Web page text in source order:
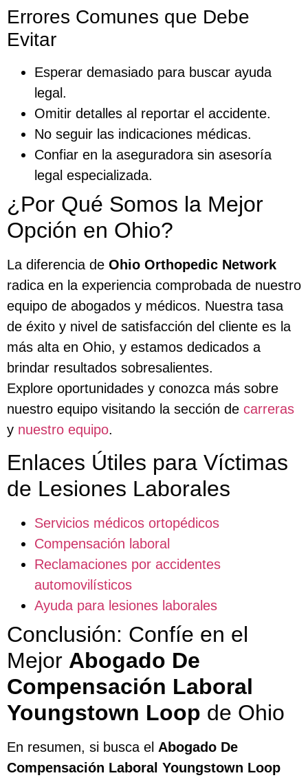
Errores Comunes que Debe
Evitar
Esperar demasiado para buscar ayuda
legal.
Omitir detalles al reportar el accidente.
No seguir las indicaciones médicas.
Confiar en la aseguradora sin asesoría
legal especializada.
¿Por Qué Somos la Mejor
Opción en Ohio?
La diferencia de Ohio Orthopedic Network
radica en la experiencia comprobada de nuestro
equipo de abogados y médicos. Nuestra tasa
de éxito y nivel de satisfacción del cliente es la
más alta en Ohio, y estamos dedicados a
brindar resultados sobresalientes.
Explore oportunidades y conozca más sobre
nuestro equipo visitando la sección de carreras
y nuestro equipo.
Enlaces Útiles para Víctimas
de Lesiones Laborales
Servicios médicos ortopédicos
Compensación laboral
Reclamaciones por accidentes
automovilísticos
Ayuda para lesiones laborales
Conclusión: Confíe en el
Mejor Abogado De
Compensación Laboral
Youngstown Loop de Ohio
En resumen, si busca el Abogado De
Compensación Laboral Youngstown Loop